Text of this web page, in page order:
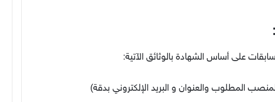
على أساس الشهادة بالوثائق الآتية:
المطلوب والعنوان و البريد الإلكتروني بدقة)